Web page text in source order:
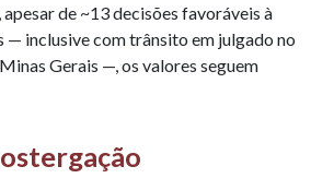
de ~13 decisões favoráveis à
— inclusive com trânsito em julgado no
Gerais —, os valores seguem